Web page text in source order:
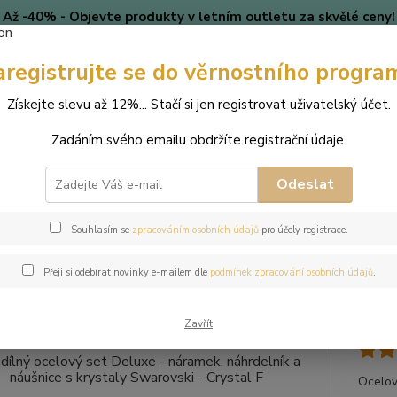
Až -40% - Objevte produkty v letním outletu za skvělé ceny!
🎄 VÁNOCE Blog
(Po-
Sady šperků 3-dílný ocelový set Deluxe - náramek,
ocelový set Deluxe -
se do věrnostního
Získejte slevu až 12%... Stačí si jen registrovat uživatelský účet.
Zadáním svého emailu obdržíte registrační údaje.
Odeslat
Souhlasím se zpracováním osobních údajůpro účely registrace.
Přeji si odebírat novinky e-mailem dle podmínek zpracování osobních údajů.
Zavřít